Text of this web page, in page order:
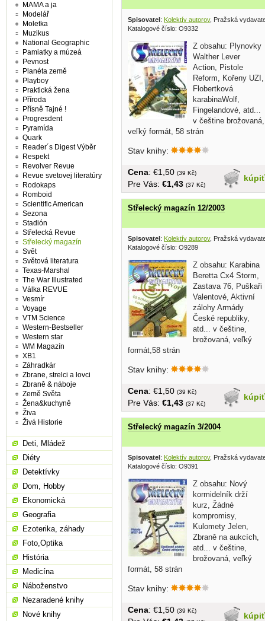
Spisovatel : Kolektív autorov, Pražská
Katalogové číslo: O9332
Z obsahu: Plynovky
Walther Lever
Action, Pistole
Reform, Kořeny UZI,
Flobertková
karabinaWolf,
Fingelandové, atd...
v češtine brožovaná,
veľký formát, 58 strán
Stav knihy:
kúpiť
Cena: €1,50 (39 Kč)
Pre Vás: €1,43 (37 Kč)
Střelecký magazín 12/2003
Spisovatel: Kolektív autorov, Pražská
Katalogové číslo: O9289
Z obsahu: Karabina
Beretta Cx4 Storm,
Zastava 76, Puškaři
Valentové, Aktivní
zálohy Armády
České republiky,
atd... v češtine,
brožovaná, veľký
formát,58 strán
Stav knihy:
kúpiť
Cena: €1,50 (39 Kč)
Pre Vás: €1,43 (37 Kč)
Střelecký magazín 3/2004
Spisovatel: Kolektív autorov, Pražská
Katalogové číslo: O9391
Z obsahu: Nový
kormidelník drží
kurz, Žádné
kompromisy,
Kulomety Jelen,
Zbraně na aukcích,
atd... v češtine,
brožovaná, veľký
formát, 58 strán
Stav knihy:
kúpiť
Cena: €1,50 (39 Kč)
MAMA a ja
Modelář
Moletka
Muzikus
National Geographic
Pamiatky a múzeá
Pevnost
Planéta země
Playboy
Praktická žena
Příroda
Přísně Tajné !
Progresdent
Pyramída
Quark
Reader´s Digest Výběr
Respekt
Revolver Revue
Revue svetovej literatúry
Rodokaps
Romboid
Scientific American
Sezona
Stadión
Střelecká Revue
Střelecký magazín
Svět
Světová literatura
Texas-Marshal
The War Illustrated
Válka REVUE
Vesmír
Voyage
VTM Science
Western-Bestseller
Western star
WM Magazín
XB1
Záhradkár
Zbrane, strelci a lovci
Zbraně & náboje
Země Světa
Žena&kuchyně
Živa
Živá Historie
Deti, Mládež
Diéty
Detektívky
Dom, Hobby
Ekonomická
Geografia
Ezoterika, záhady
Foto,Optika
História
Medicína
Náboženstvo
Nezaradené knihy
Nové knihy